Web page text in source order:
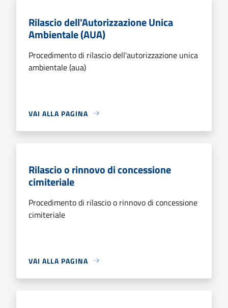
Rilascio dell'Autorizzazione Unica
Ambientale (AUA)
Procedimento di rilascio dell'autorizzazione unica
ambientale (aua)
VAI ALLA PAGINA
Rilascio o rinnovo di concessione
cimiteriale
Procedimento di rilascio o rinnovo di concessione
cimiteriale
VAI ALLA PAGINA